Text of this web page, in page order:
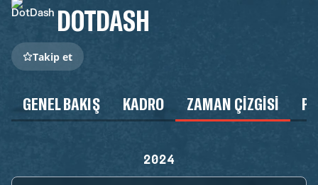
DOTDASH
Takip et
GENEL BAKIŞ KADRO ZAMAN ÇIZGISI
2024